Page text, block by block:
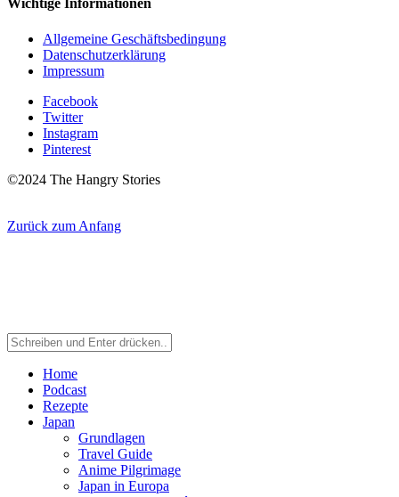
Wichtige Informationen
Allgemeine Geschäftsbedingung
Datenschutzerklärung
Impressum
Facebook
Twitter
Instagram
Pinterest
©2024 The Hangry Stories
Zurück zum Anfang
Home
Podcast
Rezepte
Japan
Grundlagen
Travel Guide
Anime Pilgrimage
Japan in Europa